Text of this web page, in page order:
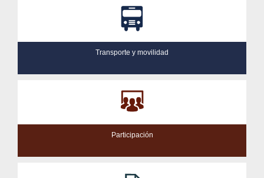
Transporte y movilidad
Participación